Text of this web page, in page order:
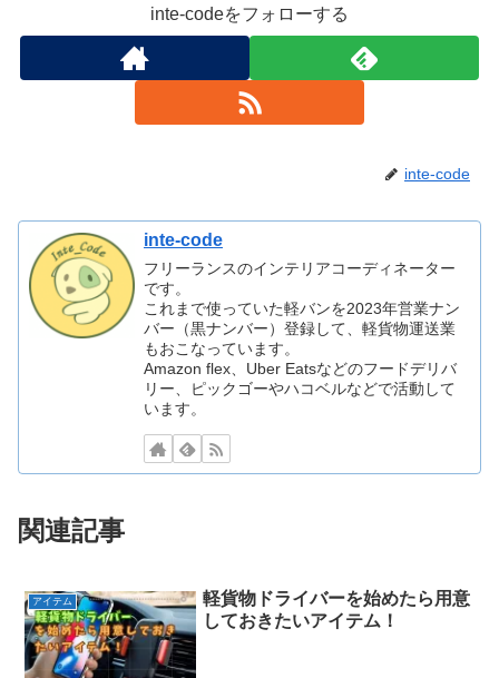
inte-codeをフォローする
inte-code
inte-code
フリーランスのインテリアコーディネーター
です。
これまで使っていた軽バンを2023年営業ナン
バー（黒ナンバー）登録して、軽貨物運送業
もおこなっています。
Amazon flex、Uber Eatsなどのフードデリバ
リー、ピックゴーやハコベルなどで活動して
います。
関連記事
アイテム
軽貨物ドライバーを始めたら用意
しておきたいアイテム！